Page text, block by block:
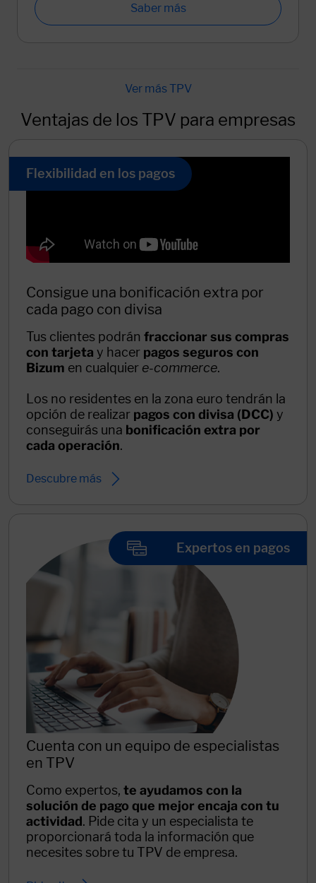
Saber más
Ventajas de los TPV para empresas
Flexibilidad en los pagos
Consigue una bonificación extra por
cada pago con divisa
Tus clientes podrán fraccionar sus compras
con tarjeta y hacer pagos seguros con
Bizum en cualquier e-commerce.
Los no residentes en la zona euro tendrán la
opción de realizar pagos con divisa (DCC) y
conseguirás una bonificación extra por
cada operación.
Descubre más
Expertos en pagos
Cuenta con un equipo de especialistas
en TPV
Como expertos, te ayudamos con la
solución de pago que mejor encaja con tu
actividad. Pide cita y un especialista te
proporcionará toda la información que
necesites sobre tu TPV de empresa.